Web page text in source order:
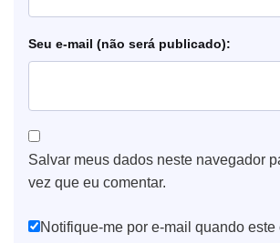
e-mail
Salvar meus dados neste navegador
vez que eu comentar.
Notifique-me por e-mail quando este